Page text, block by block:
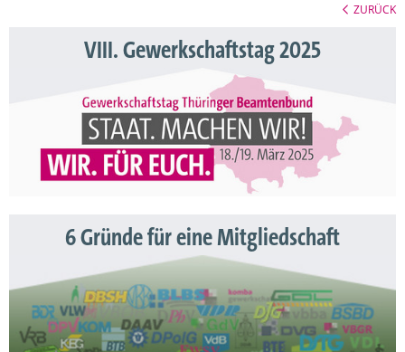
ZURÜCK
VIII. Gewerkschaftstag 2025
6 Gründe für eine Mitgliedschaft